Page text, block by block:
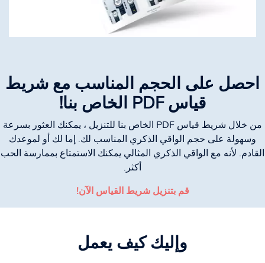
احصل على الحجم المناسب مع شريط
قياس PDF الخاص بنا!
من خلال شريط قياس PDF الخاص بنا للتنزيل ، يمكنك العثور بسرعة
وسهولة على حجم الواقي الذكري المناسب لك. إما لك أو لموعدك
القادم. لأنه مع الواقي الذكري المثالي يمكنك الاستمتاع بممارسة الحب
أكثر.
قم بتنزيل شريط القياس الآن!
وإليك كيف يعمل